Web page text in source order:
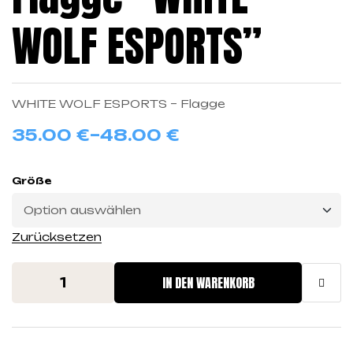
WOLF ESPORTS”
WHITE WOLF ESPORTS – Flagge
35.00 €–48.00 €
Größe
Zurücksetzen
IN DEN WARENKORB